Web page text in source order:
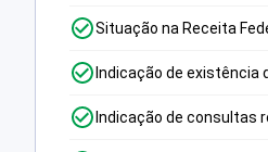
Situação na Receita
Indicação de existência
Indicação de consultas